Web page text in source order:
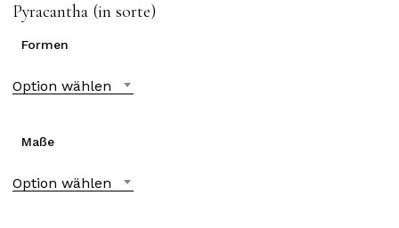
Pyracantha (in sorte)
Formen
Option wählen
Maße
Option wählen